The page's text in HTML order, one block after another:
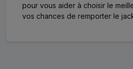
pour vous aider à choisir le
vos chances de remporter le